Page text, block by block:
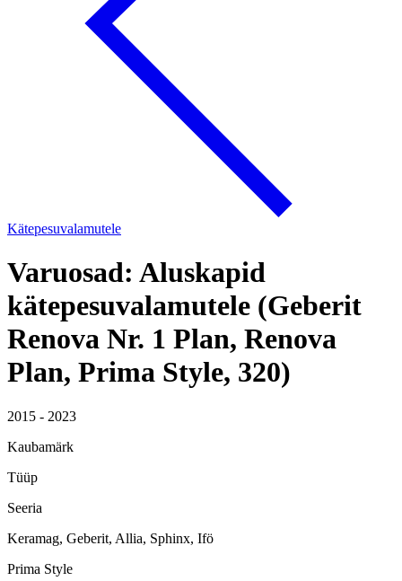
Kätepesuvalamutele
Varuosad: Aluskapid
kätepesuvalamutele (Geberit
Renova Nr. 1 Plan, Renova
Plan, Prima Style, 320)
2015 - 2023
Kaubamärk
Tüüp
Seeria
Keramag, Geberit, Allia, Sphinx, Ifö
Prima Style